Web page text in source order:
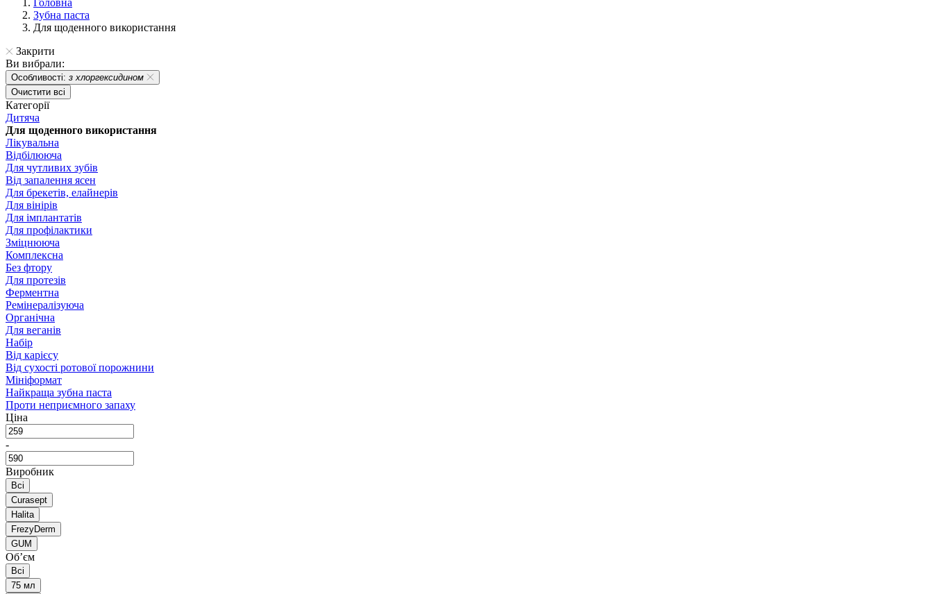
Головна
Зубна паста
Для щоденного використання
Закрити
Ви вибрали:
Особливості: з хлоргексидином
Очистити всі
Категорії
Дитяча
Для щоденного використання
Лікувальна
Відбілююча
Для чутливих зубів
Від запалення ясен
Для брекетів, елайнерів
Для вінірів
Для імплантатів
Для профілактики
Зміцнююча
Комплексна
Без фтору
Для протезів
Ферментна
Ремінералізуюча
Органічна
Для веганів
Набір
Від карієсу
Від сухості ротової порожнини
Мініформат
Найкраща зубна паста
Проти неприємного запаху
Ціна
-
Виробник
Всі
Curasept
Halita
FrezyDerm
GUM
Обʼєм
Всі
75 мл